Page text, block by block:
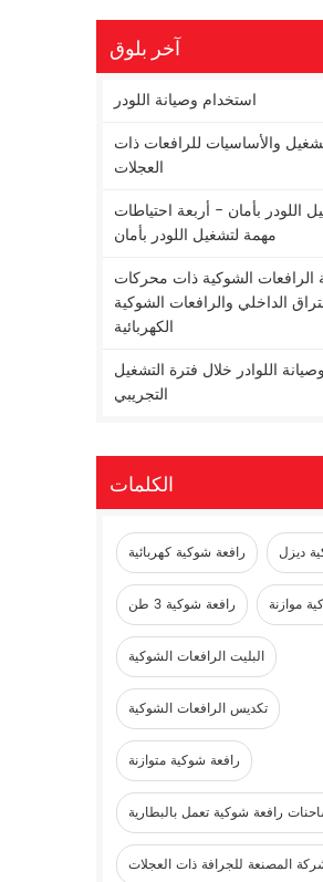
آخر بلوق
استخدام وصيانة اللودر
والأساسيات للرافعات ذات
العجلات
اللودر بأمان - أربعة احتياطات
مهمة لتشغيل اللودر بأمان
الشوكية ذات محركات
الداخلي والرافعات الشوكية
الكهربائية
اللوادر خلال فترة التشغيل
التجريبي
الكلمات
رافعة شوكية كهربائية ديزل
رافعة شوكية 3 طن موازنة
البليت الرافعات الشوكية
تكديس الرافعات الشوكية
رافعة شوكية متوازنة
رافعة شوكية تعمل بالبطارية
المصنعة للجرافة ذات العجلات